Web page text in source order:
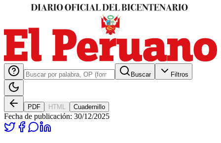
Buscar Filtros
PDF HTML Cuadernillo
Fecha de publicación: 30/12/2025